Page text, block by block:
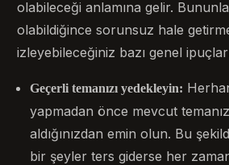
olabileceği anlamına gelir.
olabildiğince sorunsuz hale
izleyebileceğiniz bazı genel
Geçerli temanızı yedekleyin:
yapmadan önce mevcut
aldığınızdan emin olun. Bu
bir şeyler ters giderse her